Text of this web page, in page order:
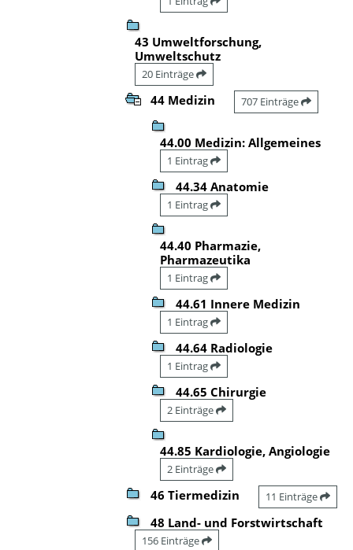
43 Umweltforschung,
Umweltschutz
20 Einträge
44 Medizin 707 Einträge
44.00 Medizin: Allgemeines
1 Eintrag
44.34 Anatomie
1 Eintrag
44.40 Pharmazie,
Pharmazeutika
1 Eintrag
44.61 Innere Medizin
1 Eintrag
44.64 Radiologie
1 Eintrag
44.65 Chirurgie
2 Einträge
44.85 Kardiologie, Angiologie
2 Einträge
46 Tiermedizin 11 Einträge
48 Land- und Forstwirtschaft
156 Einträge